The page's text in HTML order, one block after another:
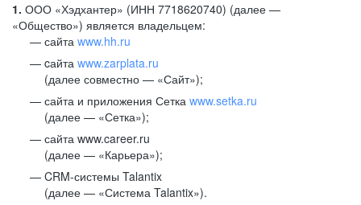
1. ООО «Хэдхантер» (ИНН 7718620740) (далее —
«Общество») является владельцем:
сайта www.hh.ru
cайта www.zarplata.ru
(далее совместно — «Сайт»);
сайта и приложения Сетка www.setka.ru
(далее — «Сетка»);
сайта www.career.ru
(далее — «Карьера»);
CRM-системы Talantix
(далее — «Система Talantix»).